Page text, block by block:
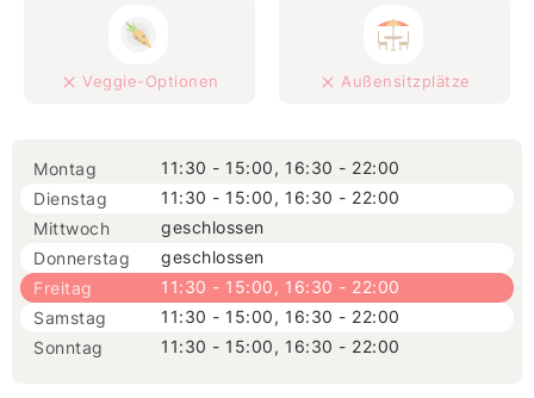
Veggie-Optionen Außensitzplätze
Montag
11:30 - 15:00, 16:30 - 22:00
Dienstag
11:30 - 15:00, 16:30 - 22:00
Mittwoch
geschlossen
Donnerstag
geschlossen
Freitag
11:30 - 15:00, 16:30 - 22:00
Samstag
11:30 - 15:00, 16:30 - 22:00
Sonntag
11:30 - 15:00, 16:30 - 22:00